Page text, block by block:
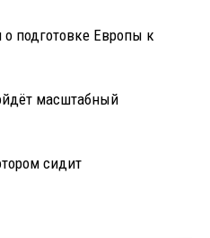
подготовке Европы к
масштабный
сидит